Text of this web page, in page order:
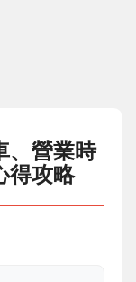
、營業時
得攻略